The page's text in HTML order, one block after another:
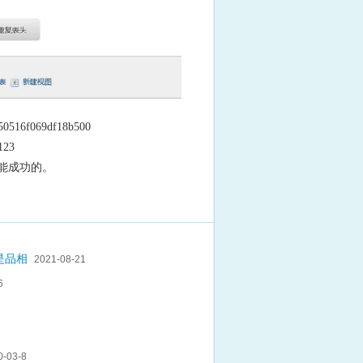
成功的。
品相 2021-08-21
03-8